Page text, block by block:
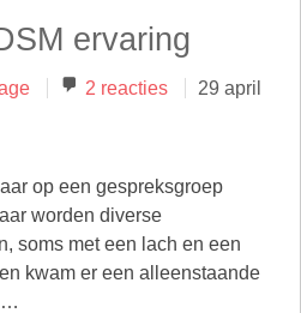
ervaring
2 reacties
29 april
op een gespreksgroep
worden diverse
soms met een lach en een
kwam er een alleenstaande
…